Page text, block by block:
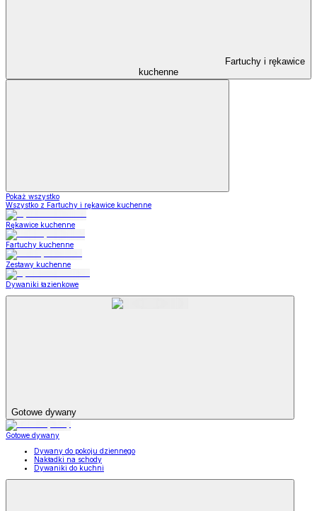
Fartuchy i rękawice
kuchenne
Pokaż wszystko
Wszystko z Fartuchy i rękawice kuchenne
Rękawice kuchenne
Fartuchy kuchenne
Zestawy kuchenne
Dywaniki łazienkowe
Gotowe dywany
Gotowe dywany
Dywany do pokoju dziennego
Nakładki na schody
Dywaniki do kuchni